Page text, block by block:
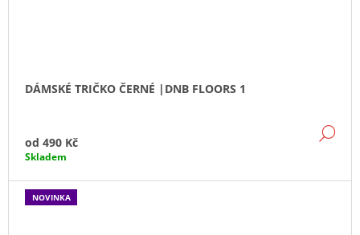
DÁMSKÉ TRIČKO ČERNÉ |DNB FLOORS 1
od 490 Kč
Skladem
NOVINKA